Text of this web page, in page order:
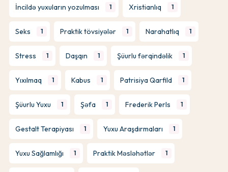
İncildə yuxuların yozulması 1 Xristianlıq 1
Seks 1 Praktik tövsiyələr 1 Narahatlıq 1
Stress 1 Daşqın 1 Şüurlu fərqindəlik 1
Yıxılmaq 1 Kabus 1 Patrisiya Qarfild 1
Şüurlu Yuxu 1 Şəfa 1 Frederik Perls 1
Gestalt Terapiyası 1 Yuxu Araşdırmaları 1
Yuxu Sağlamlığı 1 Praktik Məsləhətlər 1